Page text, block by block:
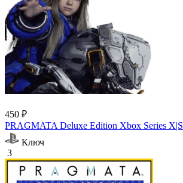
450 ₽
PRAGMATA Deluxe Edition Xbox Series X|S
Ключ
3